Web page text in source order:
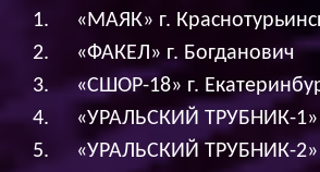
«МАЯК» г.
«ФАКЕЛ» г. Богданович
«СШОР-18» г.
«УРАЛЬСКИЙ ТРУБНИК-1»
«УРАЛЬСКИЙ ТРУБНИК-2»